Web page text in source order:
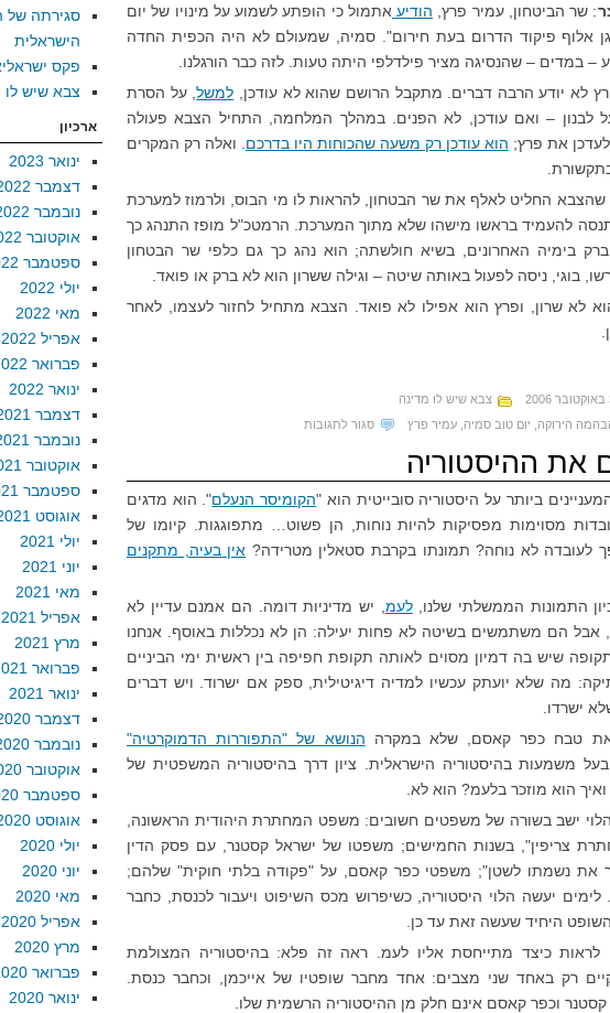
: שר הביטחון, עמיר פרץ, הודיע אתמול כי הופתע לשמוע על מינויו של יום
אלוף פיקוד הדרום בעת חירום". סמיה, שמעולם לא היה הכפית החדה
– במדים – שהנסיגה מציר פילדלפי היתה טעות. לזה כבר הורגלנו.
לא יודע הרבה דברים. מתקבל הרושם שהוא לא עודכן, למשל, על הסרת
לבנון – ואם עודכן, לא הפנים. במהלך המלחמה, התחיל הצבא פעולה
את פרץ; הוא עודכן רק משעה שהכוחות היו בדרכם . ואלה רק המקרים
החליט לאלף את שר הבטחון, להראות לו מי הבוס, ולרמוז למערכת
להעמיד בראשו מישהו שלא מתוך המערכת. הרמטכ"ל מופז התנהג כך
בימיה האחרונים, בשיא חולשתה; הוא נהג כך גם כלפי שר הבטחון
בוגי, ניסה לפעול באותה שיטה – וגילה ששרון הוא לא ברק או פואד.
לא שרון, ופרץ הוא אפילו לא פואד. הצבא מתחיל לחזור לעצמו, לאחר
צבא שיש לו מדינה
הירוקה יום טוב סמיה עמיר פרץ סגור לתגובותעל
על
המצב
את ההיסטוריה
ביותר על היסטוריה סובייטית הוא "הקומיסר הנעלם". הוא מדגים
מסוימות מפסיקות להיות נוחות, הן פשוט… מתפוגגות. קיומו של
לעובדה לא נוחה? תמונתו בקרבת סטאלין מטרידה? אין בעיה, מתקנים
התמונות הממשלתי שלנו,לעמ , יש מדיניות דומה. הם אמנם עדיין לא
אבל הם משתמשים בשיטה לא פחות יעילה: הן לא נכללות באוסף. אנחנו
שיש בה דמיון מסוים לאותה תקופת חפיפה בין ראשית ימי הביניים
מה שלא יועתק עכשיו למדיה דיגיטילית, ספק אם ישרוד. ויש דברים
ישרדו.
טבח כפר קאסם, שלא במקרה הנושא של "התפוררות הדמוקרטיה"
משמעות בהיסטוריה הישראלית. ציון דרך בהיסטוריה המשפטית של
הוא מוזכר בלעמ? הוא לא.
הלוי ישב בשורה של משפטים חשובים: משפט המחתרת היהודית הראשונה,
צריפין", בשנות החמישים; משפטו של ישראל קסטנר, עם פסק הדין
את נשמתו לשטן"; משפטי כפר קאסם, על "פקודה בלתי חוקית" שלהם;
לימים יעשה הלוי היסטוריה, כשיפרוש מכס השיפוט ויעבור לכנסת, כחבר
היחיד שעשה זאת עד כן.
לראות כיצד מתייחסת אליו לעמ. ראה זה פלא: בהיסטוריה המצולמת
רק באחד שני מצבים: אחד מחבר שופטיו של אייכמן, וכחבר כנסת.
קסטנר וכפר קאסם אינם חלק מן ההיסטוריה הרשמית שלו.
סגירתה
הישראלית
פקס
צבא שיש לו
ארכיון
ינואר 2023
דצמבר 2022
נובמבר 2022
אוקטובר 2022
ספטמבר 2022
יולי 2022
מאי 2022
אפריל 2022
פברואר 2022
ינואר 2022
דצמבר 2021
נובמבר 2021
אוקטובר 2021
ספטמבר 2021
אוגוסט 2021
יולי 2021
יוני 2021
מאי 2021
אפריל 2021
מרץ 2021
פברואר 2021
ינואר 2021
דצמבר 2020
נובמבר 2020
אוקטובר 2020
ספטמבר 2020
אוגוסט 2020
יולי 2020
יוני 2020
מאי 2020
אפריל 2020
מרץ 2020
פברואר 2020
ינואר 2020